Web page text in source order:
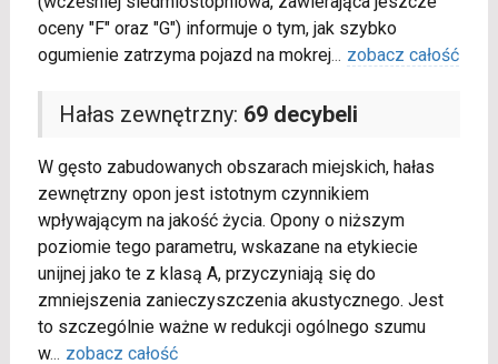
oceny "F" oraz "G") informuje o tym, jak szybko
ogumienie zatrzyma pojazd na mokrej... zobacz całość
Hałas zewnętrzny: 69 decybeli
W gęsto zabudowanych obszarach miejskich, hałas
zewnętrzny opon jest istotnym czynnikiem
wpływającym na jakość życia. Opony o niższym
poziomie tego parametru, wskazane na etykiecie
unijnej jako te z klasą A, przyczyniają się do
zmniejszenia zanieczyszczenia akustycznego. Jest
to szczególnie ważne w redukcji ogólnego szumu
w... zobacz całość